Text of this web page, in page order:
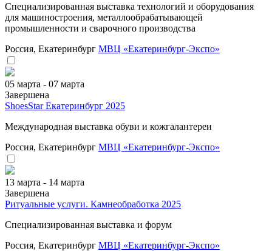
Специализированная выставка технологий и оборудования
для машиностроения, металлообрабатывающей
промышленности и сварочного производства
Россия, Екатеринбург МВЦ «Екатеринбург-Экспо»
05 марта - 07 марта
Завершена
ShoesStar Екатеринбург 2025
Международная выставка обуви и кожгалантереи
Россия, Екатеринбург МВЦ «Екатеринбург-Экспо»
13 марта - 14 марта
Завершена
Ритуальные услуги. Камнеобработка 2025
Специализированная выставка и форум
Россия, Екатеринбург МВЦ «Екатеринбург-Экспо»